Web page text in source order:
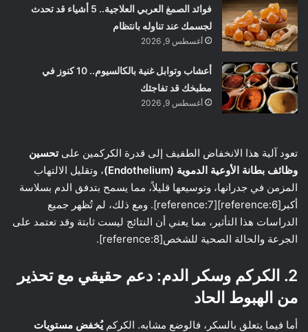
فوائد الصمغ العربي العلاجية.. 5 أشياء قد تحدث
لجسمك عند تناوله بانتظام
أغسطس 9, 2026
أعشاب وتوابل غنية بالكالسيوم.. 10 كنوز في
مطبخك قد تفاجئك
أغسطس 9, 2026
تعود آلية هذا الانخفاض الطفيف إلى قدرة الكركمين علىتحسين
وظائف بطانة الأوعية الدموية (Endothelium)
، وتقليل الالتهاب
المزمن في جدرانها، وتوسيعها قليلاً، مما يسمح بتدفق الدم بسلاسة
أكبر[reference:6][reference:7]. ومع ذلك، لم تُظهر جميع
الدراسات هذا التأثير، مما يعني أن النتائج ليست ثابتة وقد تعتمد على
الجرعة والحالة الصحية للشخص[reference:8].
2. الكركم وسكر الدم: دعم حقيقي مع تحذير
من الهبوط الحاد
أما فيما يتعلق بالسكر، فالوضع مشابه. الكركميُخفض مستويات